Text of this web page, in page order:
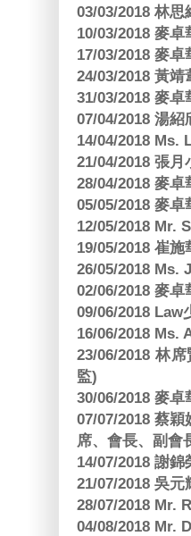
03/03/2018 林
10/03/2018 麥
17/03/2018 麥
24/03/2018 黃
31/03/2018 麥
07/04/2018 湯
14/04/2018
21/04/2018 張
28/04/2018 麥
05/05/2018 麥
12/05/2018 Mr.
19/05/2018 崔
26/05/2018 Ms.
02/06/2018 麥
09/06/2018 Law
16/06/2018 Ms.
23/06/2018 林
監)
30/06/2018 麥
07/07/2018 蔡
席、會長、副會
14/07/2018 謝
21/07/2018 吳元
28/07/2018 Mr.
04/08/2018 Mr.